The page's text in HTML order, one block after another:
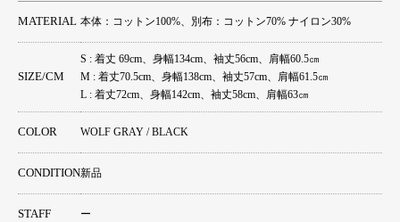
MATERIAL 本体：コットン100%、別布：コットン70% ナイロン30%
SIZE/CM
S : 着丈 69cm、身幅134cm、袖丈56cm、肩幅60.5㎝
M : 着丈70.5cm、身幅138cm、袖丈57cm、肩幅61.5㎝
L : 着丈72cm、身幅142cm、袖丈58cm、肩幅63㎝
COLOR WOLF GRAY / BLACK
CONDITION新品
STAFF ー